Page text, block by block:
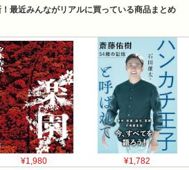
最近みんながリアルに買っている商品まとめ
¥1,980 ¥1,782